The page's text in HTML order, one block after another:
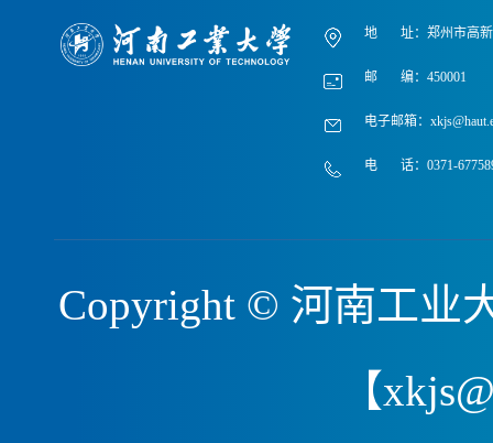
地 址：郑州市高新
邮 编：450001
电子邮箱：
电 话：0371-
Copyright © 河南工业
【